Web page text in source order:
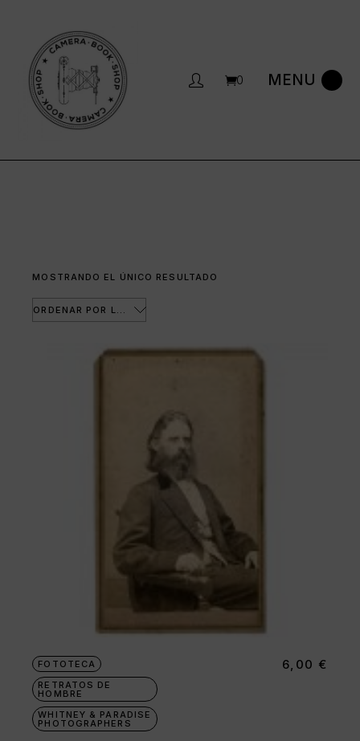
0
MOSTRANDO EL ÚNICO RESULTADO
FOTOTECA
RETRATOS DE
HOMBRE
WHITNEY & PARADISE
PHOTOGRAPHERS
6,00 €